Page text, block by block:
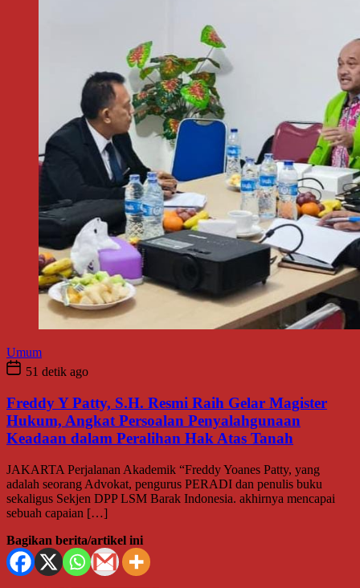
Umum
51 detik ago
Freddy Y Patty, S.H. Resmi Raih Gelar Magister
Hukum, Angkat Persoalan Penyalahgunaan
Keadaan dalam Peralihan Hak Atas Tanah
JAKARTA Perjalanan Akademik “Freddy Yoanes Patty, yang
adalah seorang Advokat, pengurus PERADI dan penulis buku
sekaligus Sekjen DPP LSM Barak Indonesia. akhirnya mencapai
sebuah capaian […]
Bagikan berita/artikel ini